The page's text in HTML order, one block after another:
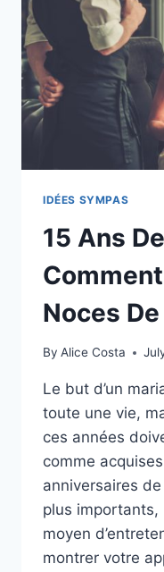
POUR
12
ANS
DE
IDÉES SYMPAS
15 Ans
Noces
By Alice Costa
Le but d’un
toute une vie,
ces années
comme
anniversaires
plus
moyen
montrer votre